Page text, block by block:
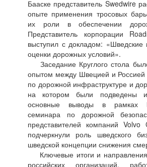
Бааске представитель Swedwire
опыте применения тросовых
их роли в обеспечении
Представитель корпорации
выступил с докладом: «Шведские
оценки дорожных условий».
Заседание Круглого стола
опытом между Швецией и Россией
по дорожной инфраструктуре и
на котором были подведены
основные выводы в рамках
семинара по дорожной
представителей компаний
подчеркнули роль шведского
шведской концепции снижения
Ключевые итоги и
российских организаций,